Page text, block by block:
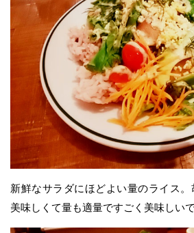
新鮮なサラダにほどよい量のライス
美味しくて量も適量ですごく美味しいで